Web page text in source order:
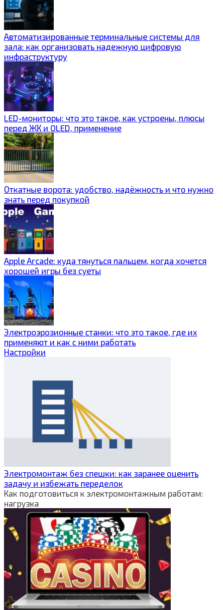
Автоматизированные терминальные системы для
зала: как организовать надежную цифровую
инфраструктуру
LED-мониторы: что это такое, как устроены, плюсы
перед ЖК и OLED, применение
Откатные ворота: удобство, надёжность и что нужно
знать перед покупкой
Apple Arcade: куда тянуться пальцем, когда хочется
хорошей игры без суеты
Электроэрозионные станки: что это такое, где их
применяют и как с ними работать
Настройки
Электромонтаж без спешки: как заранее оценить
задачу и избежать переделок
Как подготовиться к электромонтажным работам:
нагрузка